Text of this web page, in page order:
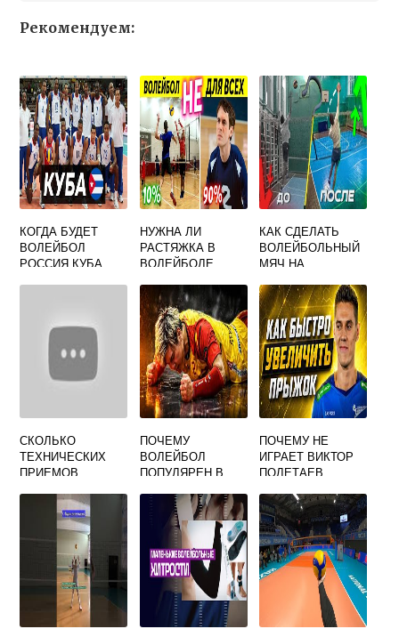
Рекомендуем:
КОГДА БУДЕТ
ВОЛЕЙБОЛ
РОССИЯ КУБА
НУЖНА ЛИ
РАСТЯЖКА В
ВОЛЕЙБОЛЕ
КАК СДЕЛАТЬ
ВОЛЕЙБОЛЬНЫЙ
МЯЧ НА
СКОЛЬКО
ТЕХНИЧЕСКИХ
ПРИЕМОВ
ТЕХНИКА ИГРЫ В
ВОЛЕЙБОЛ ТЕСТ
ПОЧЕМУ
ВОЛЕЙБОЛ
ПОПУЛЯРЕН В
ПОЧЕМУ НЕ
ИГРАЕТ ВИКТОР
ПОЛЕТАЕВ